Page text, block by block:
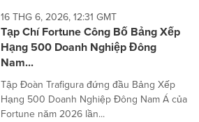
16 THG 6, 2026, 12:31 GMT
Tạp Chí Fortune Công Bố Bảng Xếp
Hạng 500 Doanh Nghiệp Đông
Nam...
Tập Đoàn Trafigura đứng đầu Bảng Xếp
Hạng 500 Doanh Nghiệp Đông Nam Á của
Fortune năm 2026 lần...